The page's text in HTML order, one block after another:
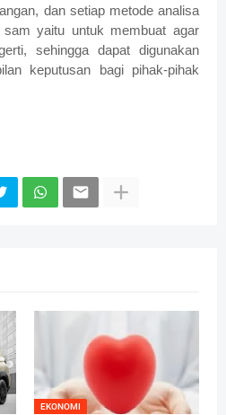
dan setiap metode analisa
yaitu untuk membuat agar
sehingga dapat digunakan
keputusan bagi pihak-pihak
EKONOMI